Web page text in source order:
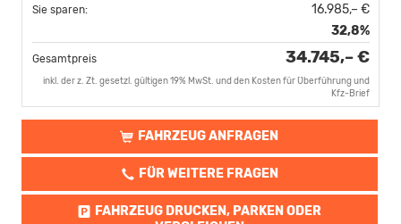
Sie sparen:
16.985,– €
32,8%
Gesamtpreis 34.745,– €
inkl. der z. Zt. gesetzl. gültigen 19% MwSt. und den Kosten für Überführung und
Kfz-Brief
FAHRZEUG ANFRAGEN
FÜR WEITERE FRAGEN
FAHRZEUG DRUCKEN, PARKEN ODER